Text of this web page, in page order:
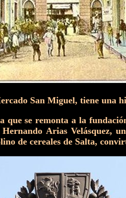
San Miguel, tiene una
se remonta a la
Arias Velásquez,
de cereales de Salta,